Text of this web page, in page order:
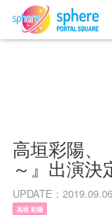
高垣彩陽、
～』出演決
UPDATE 2019.09.06
高垣 彩陽